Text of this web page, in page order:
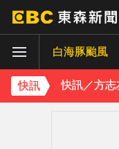
白海豚颱風
快訊